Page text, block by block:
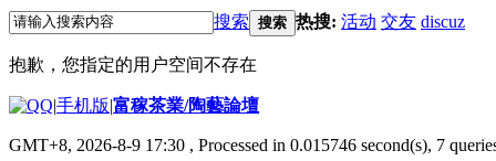
搜索 搜索 热搜: 活动 交友 discuz
抱歉，您指定的用户空间不存在
|手机版|富稼茶業/陶藝論壇
GMT+8, 2026-8-9 17:30 , Processed in 0.015746 second(s), 7